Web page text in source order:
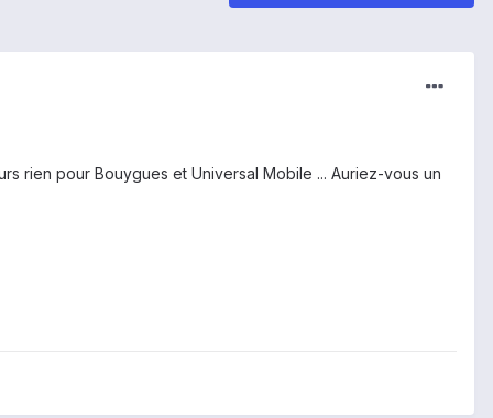
rien pour Bouygues et Universal Mobile ... Auriez-vous un